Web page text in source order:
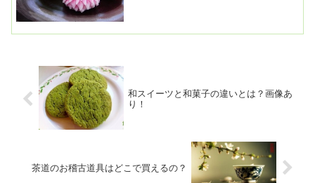
和スイーツと和菓子の違いとは？画像あ
り！
茶道のお稽古道具はどこで買えるの？